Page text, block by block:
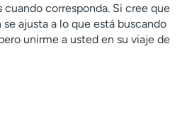
corresponda. Si cree que
ajusta a lo que está buscando
unirme a usted en su viaje de